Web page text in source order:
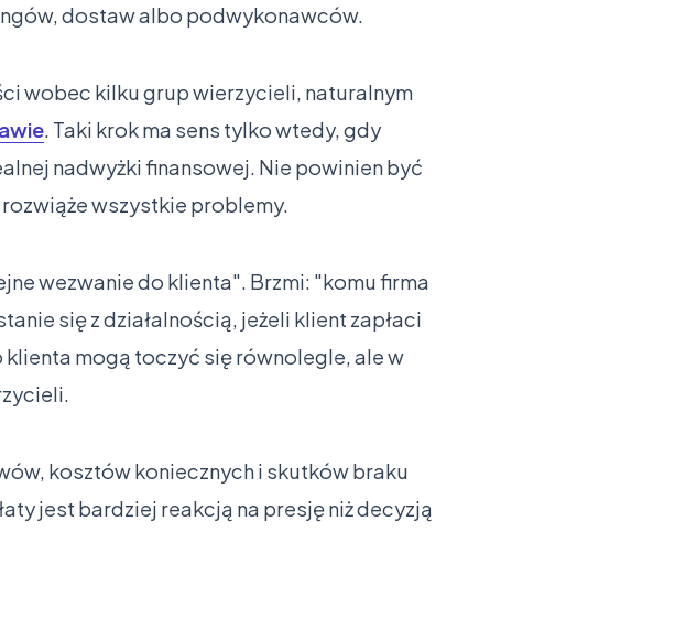
dostaw albo podwykonawców.
wobec kilku grup wierzycieli, naturalnym
. Taki krok ma sens tylko wtedy, gdy
nadwyżki finansowej. Nie powinien być
wszystkie problemy.
wezwanie do klienta". Brzmi: "komu firma
się z działalnością, jeżeli klient zapłaci
mogą toczyć się równolegle, ale w
kosztów koniecznych i skutków braku
jest bardziej reakcją na presję niż decyzją